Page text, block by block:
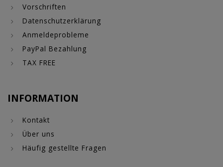
Vorschriften
Datenschutzerklärung
Anmeldeprobleme
PayPal Bezahlung
TAX FREE
INFORMATION
Kontakt
Über uns
Häufig gestellte Fragen